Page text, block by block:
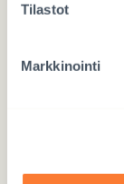
Tilastot
Markkinointi